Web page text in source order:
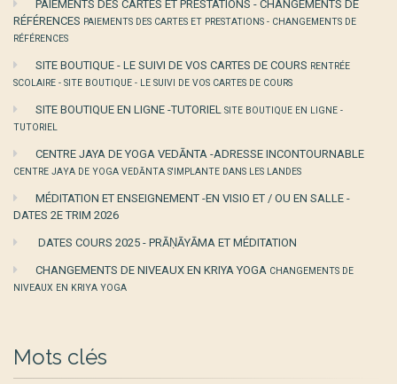
PAIEMENTS DES CARTES ET PRESTATIONS - CHANGEMENTS DE
RÉFÉRENCES PAIEMENTS DES CARTES ET PRESTATIONS - CHANGEMENTS DE
RÉFÉRENCES
SITE BOUTIQUE - LE SUIVI DE VOS CARTES DE COURS RENTRÉE
SCOLAIRE - SITE BOUTIQUE - LE SUIVI DE VOS CARTES DE COURS
SITE BOUTIQUE EN LIGNE -TUTORIEL SITE BOUTIQUE EN LIGNE -
TUTORIEL
CENTRE JAYA DE YOGA VEDĀNTA -ADRESSE INCONTOURNABLE
CENTRE JAYA DE YOGA VEDĀNTA S'IMPLANTE DANS LES LANDES
MÉDITATION ET ENSEIGNEMENT -EN VISIO ET / OU EN SALLE -
DATES 2E TRIM 2026
DATES COURS 2025 - PRĀṆĀYĀMA ET MÉDITATION
CHANGEMENTS DE NIVEAUX EN KRIYA YOGA CHANGEMENTS DE
NIVEAUX EN KRIYA YOGA
Mots clés